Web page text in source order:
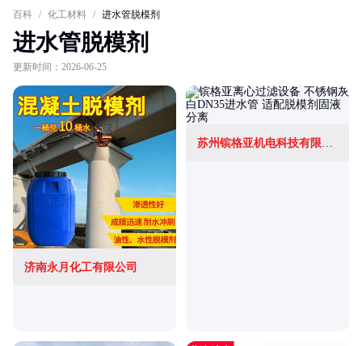
百科 / 化工材料 / 进水管脱模剂
进水管脱模剂
更新时间：2026-06-25
济南永月化工有限公司
苏州镔格亚机电科技有限公司